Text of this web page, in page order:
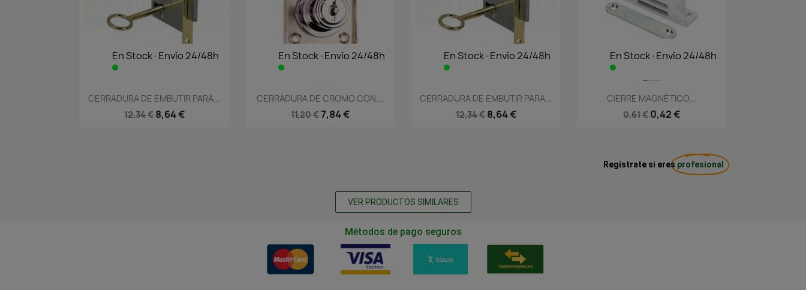
En Stock·Envío 24/48h
Vista rápida
CERRADURA DE EMBUTIR PARA...
12,34 € 8,64 €
En Stock·Envío 24/48h
Vista rápida
CERRADURA DE CROMO CON...
11,20 €7,84 €
En Stock·Envío 24/48h
Vista rápida
CERRADURA DE EMBUTIR PARA...
12,34 € 8,64 €
En Stock·Envío 24/48h
Vista rápida
CIERRE MAGNÉTICO...
0,61 € 0,42 €
Regístrate si eres profesional
VER PRODUCTOS SIMILARES
Métodos de pago seguros